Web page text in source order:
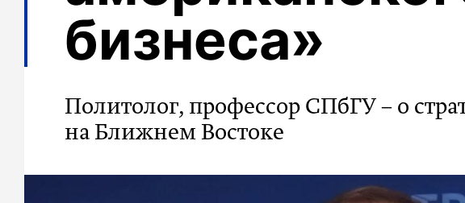
бизнеса»
Политолог, профессор СПбГУ – о
на Ближнем Востоке